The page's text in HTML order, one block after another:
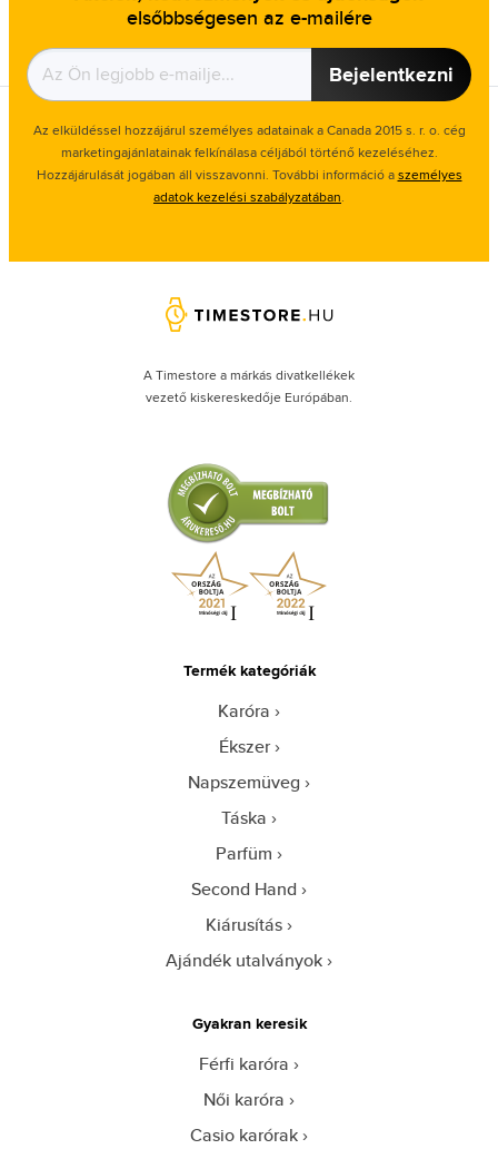
elsőbbségesen az e-mailére
Bejelentkezni
Az elküldéssel hozzájárul személyes adatainak a Canada 2015 s. r. o. cég
marketingajánlatainak felkínálasa céljából történő kezeléséhez.
Hozzájárulását jogában áll visszavonni. További információ aszemélyes
adatok kezelési szabályzatában.
A Timestore a márkás divatkellékek
vezető kiskereskedője Európában.
Termék kategóriák
Karóra
Ékszer
Napszemüveg
Táska
Parfüm
Second Hand
Kiárusítás
Ajándék utalványok
Gyakran keresik
Férfi karóra
Női karóra
Casio karórak